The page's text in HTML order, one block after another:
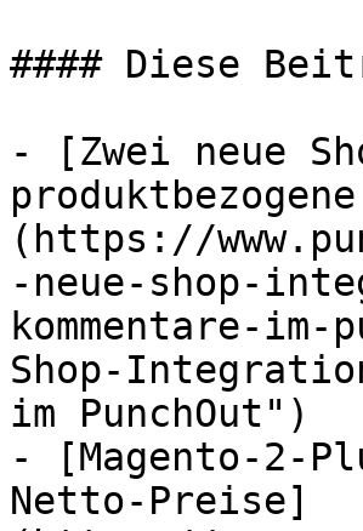
#### Diese
- [Zwei neue
(https://
-neue-shop-
kommentare-
Shop-
im PunchOut")
- [Magento-2-
Netto-Preise]